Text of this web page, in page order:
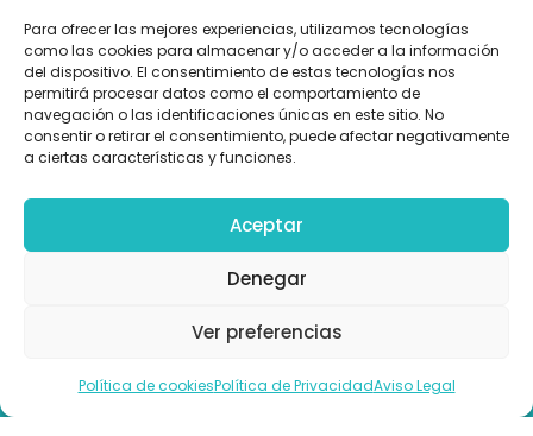
Para ofrecer las mejores experiencias, utilizamos tecnologías
como las cookies para almacenar y/o acceder a la información
del dispositivo. El consentimiento de estas tecnologías nos
permitirá procesar datos como el comportamiento de
navegación o las identificaciones únicas en este sitio. No
consentir o retirar el consentimiento, puede afectar negativamente
a ciertas características y funciones.
Aceptar
Denegar
Ver preferencias
Política de cookiesPolítica de PrivacidadAviso Legal
Llámanos
Política de Privacidad
Política de cookies
Subvenciones
BONPILATES S.L. ha sido beneficiaria del Fondo Europeo de
calidad de las tecnologías de la información y de las
que ha podido llevar a cabo un proyecto de Desarrollo de
apps móviles, otro de Desarrollo de material promocional
audiovisual para uso en Internet y otro de Servicio de
promoción online mediante sistema de pago (SEM) para la
empresa. Para ello ha contado con el apoyo del programa
TICCámaras 2023 de la Cámara de Comercio de Alicante.